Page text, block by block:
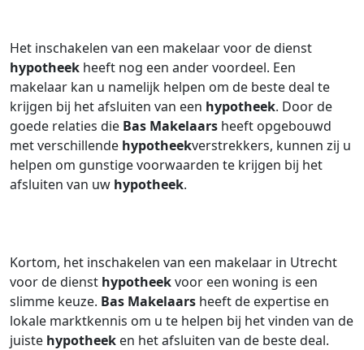
Het inschakelen van een makelaar voor de dienst
hypotheek heeft nog een ander voordeel. Een
makelaar kan u namelijk helpen om de beste deal te
krijgen bij het afsluiten van een hypotheek. Door de
goede relaties die Bas Makelaars heeft opgebouwd
met verschillende hypotheekverstrekkers, kunnen zij u
helpen om gunstige voorwaarden te krijgen bij het
afsluiten van uw hypotheek.
Kortom, het inschakelen van een makelaar in Utrecht
voor de dienst hypotheekvoor een woning is een
slimme keuze. Bas Makelaars heeft de expertise en
lokale marktkennis om u te helpen bij het vinden van de
juiste hypotheek en het afsluiten van de beste deal.